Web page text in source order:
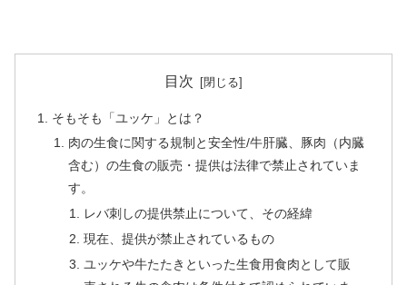
目次
そもそも「ユッケ」とは？
肉の生食に関する規制と安全性/牛肝臓、豚肉（内臓
含む）の生食の販売・提供は法律で禁止されていま
す。
レバ刺しの提供禁止について、その経緯
現在、提供が禁止されているもの
ユッケや牛たたきといった生食用食肉として販